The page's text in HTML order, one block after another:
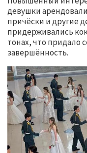
девушки
причёски и другие
придерживались
тонах, что придало
завершённость.